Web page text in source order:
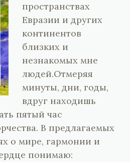
пространствах
Евразии и других
континентов
близких и
незнакомых мне
людей.Отмеряя
минуты, дни, годы,
вдруг находишь
пятый час
В предлагаемых
о мире, гармонии и
понимаю: